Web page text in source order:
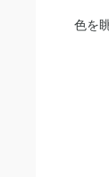
色を